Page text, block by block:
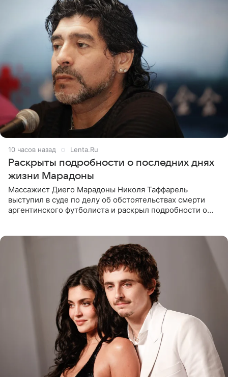
10 часов назад Lenta.Ru
Раскрыты подробности о последних днях
жизни Марадоны
Массажист Диего Марадоны Николя Таффарель
выступил в суде по делу об обстоятельствах смерти
аргентинского футболиста и раскрыл подробности о